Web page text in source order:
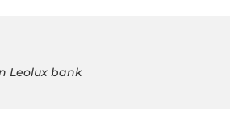
Leolux bank